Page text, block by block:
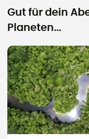
Gut für dein
Planeten...